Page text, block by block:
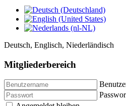
Deutsch, Englisch, Niederländisch
Mitgliederbereich